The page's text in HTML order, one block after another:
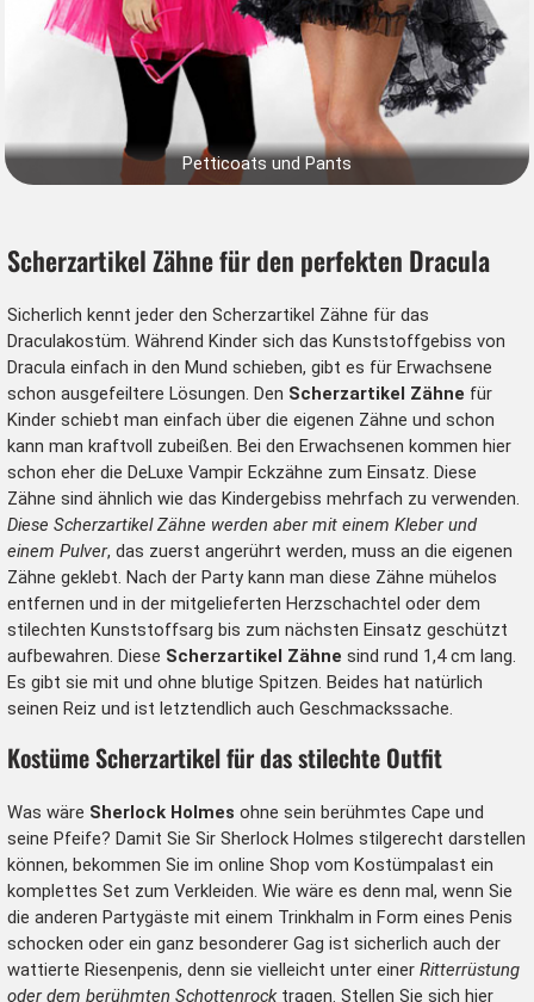
Petticoats und Pants
Scherzartikel Zähne für den perfekten Dracula
Sicherlich kennt jeder den Scherzartikel Zähne für das
Draculakostüm. Während Kinder sich das Kunststoffgebiss von
Dracula einfach in den Mund schieben, gibt es für Erwachsene
schon ausgefeiltere Lösungen. Den Scherzartikel Zähne für
Kinder schiebt man einfach über die eigenen Zähne und schon
kann man kraftvoll zubeißen. Bei den Erwachsenen kommen hier
schon eher die DeLuxe Vampir Eckzähne zum Einsatz. Diese
Zähne sind ähnlich wie das Kindergebiss mehrfach zu verwenden.
Diese Scherzartikel Zähne werden aber mit einem Kleber und
einem Pulver, das zuerst angerührt werden, muss an die eigenen
Zähne geklebt. Nach der Party kann man diese Zähne mühelos
entfernen und in der mitgelieferten Herzschachtel oder dem
stilechten Kunststoffsarg bis zum nächsten Einsatz geschützt
aufbewahren. Diese Scherzartikel Zähne sind rund 1,4 cm lang.
Es gibt sie mit und ohne blutige Spitzen. Beides hat natürlich
seinen Reiz und ist letztendlich auch Geschmackssache.
Kostüme Scherzartikel für das stilechte Outfit
Was wäre Sherlock Holmes ohne sein berühmtes Cape und
seine Pfeife? Damit Sie Sir Sherlock Holmes stilgerecht darstellen
können, bekommen Sie im online Shop vom Kostümpalast ein
komplettes Set zum Verkleiden. Wie wäre es denn mal, wenn Sie
die anderen Partygäste mit einem Trinkhalm in Form eines Penis
schocken oder ein ganz besonderer Gag ist sicherlich auch der
wattierte Riesenpenis, denn sie vielleicht unter einer Ritterrüstung
oder dem berühmten Schottenrocktragen. Stellen Sie sich hier